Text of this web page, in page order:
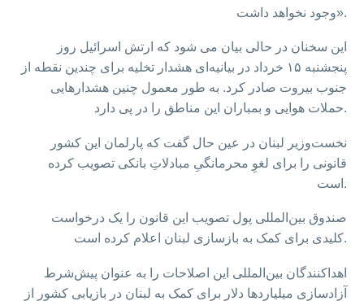
وجود نخواهد داشت».
این سخنان در حالی بیان می شود که ارتش اسرائیل روز
پنجشنبه ۱۵ خرداد در بیانیه‌ای هشدار تخلیه برای چندین نقطه از
جنوب بیروت صادر کرد. به طور معمول چنین هشدارهایی
حملات هوایی و بمباران این مناطق را در پی دارد.
نخست‌وزیر لبنان در عین حال گفت که پارلمان این کشور
قانونی را برای لغوِ محرمانگیِ مبادلاتِ بانکی تصویب کرده
است.
صندوق بین‌المللی پول تصویب این قانون را یک درخواست
کلیدی برای کمک به بازسازی لبنان اعلام کرده است.
اهداکنندگان بین‌المللی این اصلاحات را به عنوان پیش‌شرط
آزادسازی میلیاردها دلار برای کمک به لبنان در بازیابی کشور از